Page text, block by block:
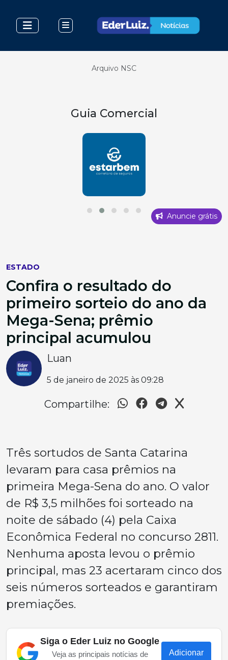
Arquivo NSC
Guia Comercial
Anuncie grátis
ESTADO
Confira o resultado do
primeiro sorteio do ano da
Mega-Sena; prêmio
principal acumulou
Luan
5 de janeiro de 2025 às 09:28
Compartilhe:
Três sortudos de Santa Catarina
levaram para casa prêmios na
primeira Mega-Sena do ano. O valor
de R$ 3,5 milhões foi sorteado na
noite de sábado (4) pela Caixa
Econômica Federal no concurso 2811.
Nenhuma aposta levou o prêmio
principal, mas 23 acertaram cinco dos
seis números sorteados e garantiram
premiações.
Siga o Eder Luiz no Google
Veja as principais notícias de
Adicionar